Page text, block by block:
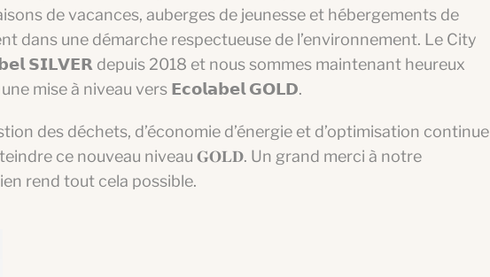
de vacances, auberges de jeunesse et hébergements de
dans une démarche respectueuse de l’environnement. Le City
𝗦𝗜𝗟𝗩𝗘𝗥 depuis 2018 et nous sommes maintenant heureux
mise à niveau vers 𝗘𝗰𝗼𝗹𝗮𝗯𝗲𝗹 𝗚𝗢𝗟𝗗.
des déchets, d’économie d’énergie et d’optimisation continue
ce nouveau niveau 𝐆𝐎𝐋𝐃. Un grand merci à notre
rend tout cela possible.